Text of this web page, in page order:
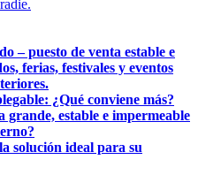
– puesto de venta estable e
ferias, festivales y eventos
¿Qué conviene más?
grande, estable e impermeable
solución ideal para su